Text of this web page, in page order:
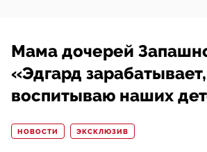
Мама дочерей
«Эдгард
воспитываю наших
НОВОСТИ ЭКСКЛЮЗИВ